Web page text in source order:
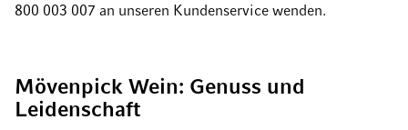
800 003 007 an unseren Kundenservice wenden.
Mövenpick Wein: Genuss und
Leidenschaft